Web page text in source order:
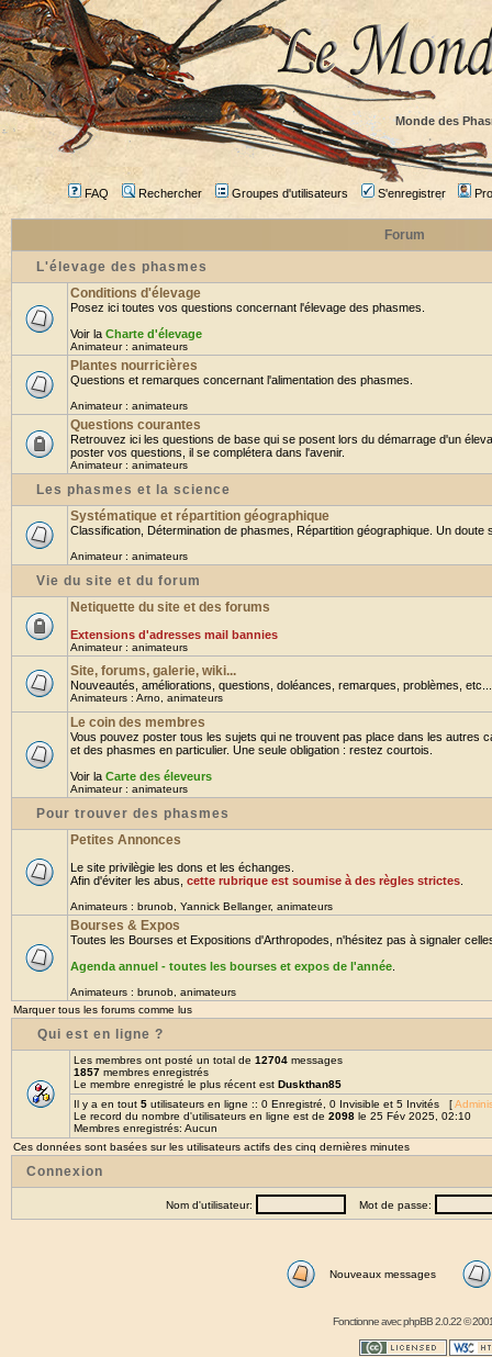
Monde des
FAQ Rechercher Groupes d'utilisateurs S'enregistrer
Forum
L'élevage des phasmes
Conditions d'élevage
Posez ici toutes vos questions concernant l'élevage des phasmes.
Voir la Charte d'élevage
Animateur : animateurs
Plantes nourricières
Questions et remarques concernant l'alimentation des phasmes.
Animateur : animateurs
Questions courantes
Retrouvez ici les questions de base qui se posent lors du démarrage d'un
poster vos questions, il se complétera dans l'avenir.
Animateur : animateurs
Les phasmes et la science
Systématique et répartition géographique
Classification, Détermination de phasmes, Répartition géographique. Un doute
Animateur : animateurs
Vie du site et du forum
Netiquette du site et des forums
Extensions d'adresses mail bannies
Animateur : animateurs
Site, forums, galerie, wiki...
Nouveautés, améliorations, questions, doléances, remarques, problèmes,
Animateurs : Arno animateurs
Le coin des membres
Vous pouvez poster tous les sujets qui ne trouvent pas place dans les autres
et des phasmes en particulier. Une seule obligation : restez courtois.
Voir la Carte des éleveurs
Animateur : animateurs
Pour trouver des phasmes
Petites Annonces
Le site privilègie les dons et les échanges.
Afin d'éviter les abus, cette rubrique est soumise à des règles strictes
Animateurs : brunob Yannick Bellanger, animateurs
Bourses & Expos
Toutes les Bourses et Expositions d'Arthropodes, n'hésitez pas à signaler
Agenda annuel - toutes les bourses et expos de l'année
Animateurs : brunob animateurs
Marquer tous les forums comme lus
Qui est en ligne ?
Les membres ont posté un total de 12704 messages
1857 membres enregistrés
Le membre enregistré le plus récent est Duskthan85
Il y a en tout 5 utilisateurs en ligne :: 0 Enregistré, 0 Invisible et 5 Invités [
Le record du nombre d'utilisateurs en ligne est de 2098 le 25 Fév 2025, 02:10
Membres enregistrés: Aucun
Ces données sont basées sur les utilisateurs actifs des cinq dernières minutes
Connexion
Nom d'utilisateur: Mot de passe:
Nouveaux messages
Fonctionne avecphpBB2.0.22 ©